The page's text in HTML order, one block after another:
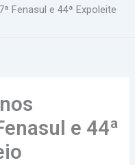
Fenasul e 44ª Expoleite
e 44ª